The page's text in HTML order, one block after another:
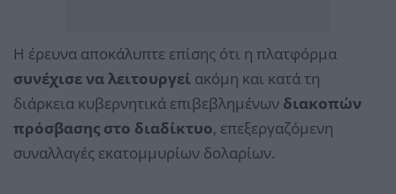
Η έρευνα αποκάλυπτε επίσης ότι η πλατφόρμα
συνέχισε να λειτουργεί ακόμη και κατά τη
διάρκεια κυβερνητικά επιβεβλημένων διακοπών
πρόσβασης στο διαδίκτυο, επεξεργαζόμενη
συναλλαγές εκατομμυρίων δολαρίων.